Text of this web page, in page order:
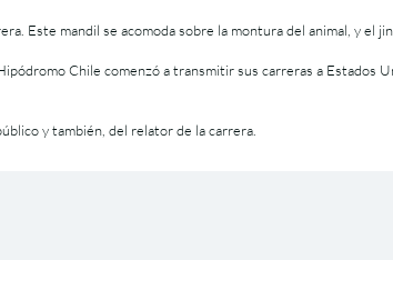
Este mandil se acomoda sobre la montura del animal, y el
Chile comenzó a transmitir sus carreras a Estados
y también, del relator de la carrera.